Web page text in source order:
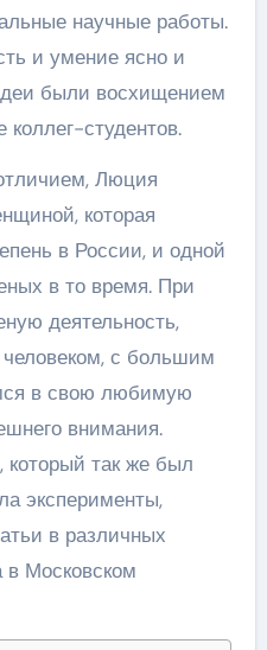
научные работы.
и умение ясно и
были восхищением
студентов.
Люция
которая
в России, и одной
в то время. При
деятельность,
с большим
в свою любимую
внимания.
так же был
эксперименты,
в различных
в Московском